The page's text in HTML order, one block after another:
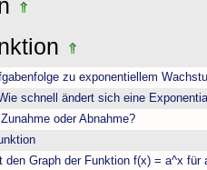
zu exponentiellem
schnell ändert sich eine
oder Abnahme?
den Graph der Funktion f(x) = a^x für